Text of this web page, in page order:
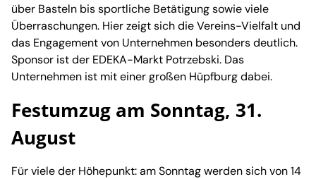
über Basteln bis sportliche Betätigung sowie viele
Überraschungen. Hier zeigt sich die Vereins-Vielfalt und
das Engagement von Unternehmen besonders deutlich.
Sponsor ist der EDEKA-Markt Potrzebski. Das
Unternehmen ist mit einer großen Hüpfburg dabei.
Festumzug am Sonntag, 31.
August
Für viele der Höhepunkt: am Sonntag werden sich von 14